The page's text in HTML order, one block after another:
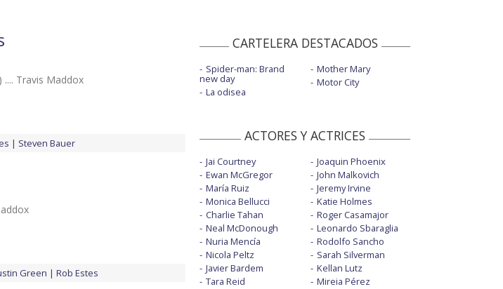
.... Travis Maddox
Steven Bauer
Green Rob Estes
CARTELERA DESTACADOS
Spider-man: Brand
new day
La odisea
Mother Mary
Motor City
ACTORES Y ACTRICES
Jai Courtney
Ewan McGregor
María Ruiz
Monica Bellucci
Charlie Tahan
Neal McDonough
Nuria Mencía
Nicola Peltz
Javier Bardem
Tara Reid
Joaquin Phoenix
John Malkovich
Jeremy Irvine
Katie Holmes
Roger Casamajor
Leonardo Sbaraglia
Rodolfo Sancho
Sarah Silverman
Kellan Lutz
Mireia Pérez